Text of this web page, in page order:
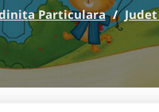
Particulara /